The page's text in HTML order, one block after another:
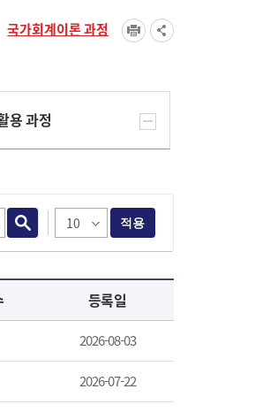
국가회계이론 과정
용 과정
적용
등록일
2026-08-03
2026-07-22